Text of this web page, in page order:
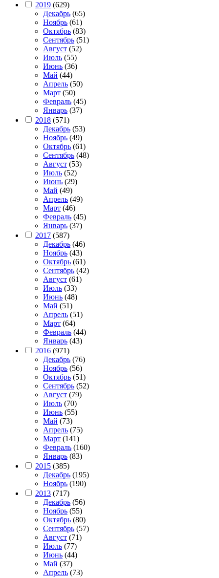
2019 (629)
Декабрь (65)
Ноябрь (61)
Октябрь (83)
Сентябрь (51)
Август (52)
Июль (55)
Июнь (36)
Май (44)
Апрель (50)
Март (50)
Февраль (45)
Январь (37)
2018 (571)
Декабрь (53)
Ноябрь (49)
Октябрь (61)
Сентябрь (48)
Август (53)
Июль (52)
Июнь (29)
Май (49)
Апрель (49)
Март (46)
Февраль (45)
Январь (37)
2017 (587)
Декабрь (46)
Ноябрь (43)
Октябрь (61)
Сентябрь (42)
Август (61)
Июль (33)
Июнь (48)
Май (51)
Апрель (51)
Март (64)
Февраль (44)
Январь (43)
2016 (971)
Декабрь (76)
Ноябрь (56)
Октябрь (51)
Сентябрь (52)
Август (79)
Июль (70)
Июнь (55)
Май (73)
Апрель (75)
Март (141)
Февраль (160)
Январь (83)
2015 (385)
Декабрь (195)
Ноябрь (190)
2013 (717)
Декабрь (56)
Ноябрь (55)
Октябрь (80)
Сентябрь (57)
Август (71)
Июль (77)
Июнь (44)
Май (37)
Апрель (73)